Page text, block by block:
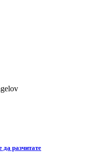
разчитате